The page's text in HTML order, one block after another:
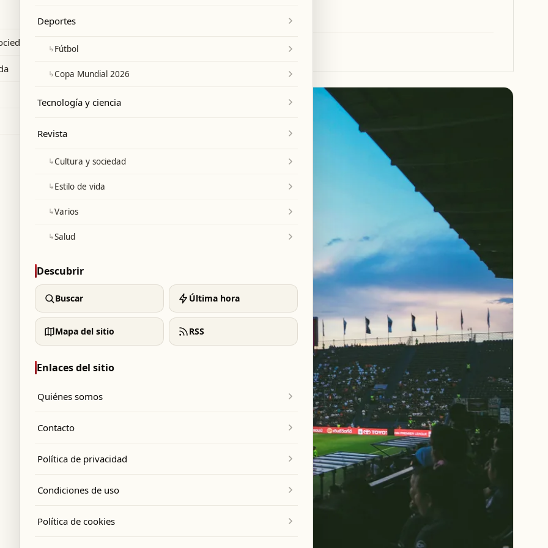
Canadá y México.
Deportes
↳Fútbol
↳Copa Mundial 2026
Tecnología y ciencia
Revista
↳Cultura y sociedad
↳Estilo de vida
↳Varios
↳Salud
Descubrir
Buscar Última hora
Mapa del sitio RSS
Enlaces del sitio
Quiénes somos
Contacto
Política de privacidad
Condiciones de uso
Política de cookies